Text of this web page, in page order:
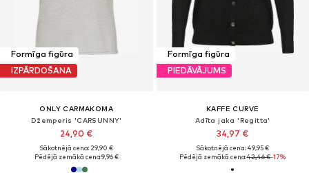
Formīga figūra
IZPĀRDOŠANA
ONLY CARMAKOMA
Džemperis 'CARSUNNY'
24,90 €
Sākotnējā cena: 29,90 €
Pēdējā zemākā cena:9,96 €
Formīga figūra
PIEDĀVĀJUMS
KAFFE CURVE
Adīta jaka 'Regitta'
34,97 €
Sākotnējā cena: 49,95 €
Pēdējā zemākā cena:42,46 €-17%